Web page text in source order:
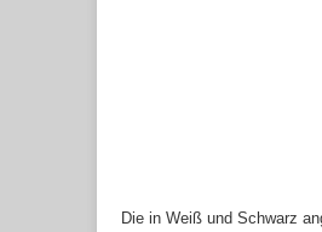
Die in Weiß und Schwarz